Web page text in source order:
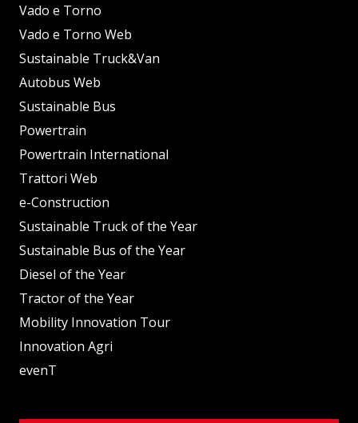
Vado e Torno
Vado e Torno Web
Sustainable Truck&Van
Autobus Web
Sustainable Bus
Powertrain
Powertrain International
Trattori Web
e-Construction
Sustainable Truck of the Year
Sustainable Bus of the Year
Diesel of the Year
Tractor of the Year
Mobility Innovation Tour
Innovation Agri
evenT